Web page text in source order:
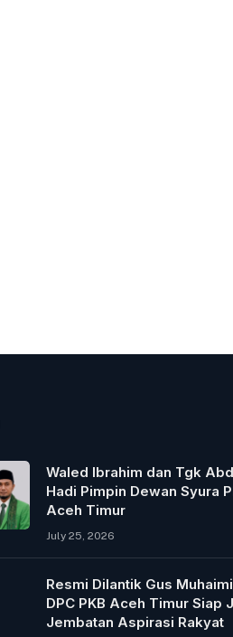
Waled Ibrahim dan Tgk
Hadi Pimpin Dewan Syura
Aceh Timur
July 25, 2026
Resmi Dilantik Gus
DPC PKB Aceh Timur Siap
Jembatan Aspirasi Rakyat